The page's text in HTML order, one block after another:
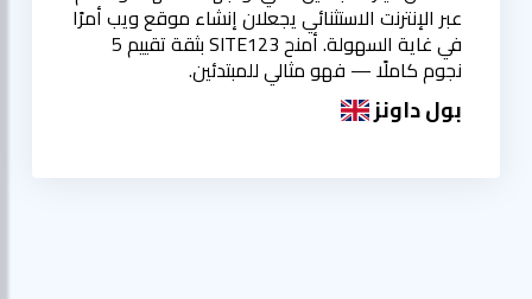
عبر الإنترنت الاستثنائي يجعلان إنشاء موقع ويب أمرًا
في غاية السهولة. أمنح SITE123 بثقة تقييم 5
نجوم كاملًا — فهو مثالي للمبتدئين.
بول داونز